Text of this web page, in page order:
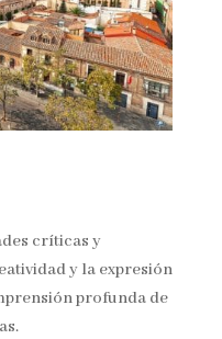
críticas y
y la expresión
profunda de